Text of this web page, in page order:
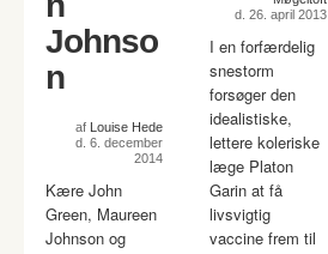
Johnso
n
af Louise Hede
d. 6. december
2014
Kære John
Green, Maureen
Johnson og
d. 26. april 2013
I en forfærdelig
snestorm
forsøger den
idealistiske,
lettere koleriske
læge Platon
Garin at få
livsvigtig
vaccine frem til